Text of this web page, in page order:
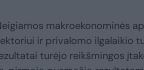
makroekonominės
ir privalomo ilgalaikio
turėjo reikšmingos